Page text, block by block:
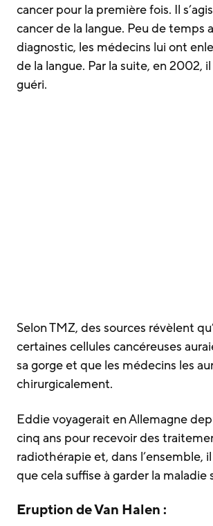
cancer pour la première fois. Il
cancer de la langue. Peu de temps
diagnostic, les médecins lui ont
de la langue. Par la suite, en 2002,
guéri.
Selon TMZ, des sources révèlent
certaines cellules cancéreuses
sa gorge et que les médecins les
chirurgicalement.
Eddie voyagerait en Allemagne
cinq ans pour recevoir des
radiothérapie et, dans l’ensemble,
que cela suffise à garder la maladie
Eruption de Van Halen :